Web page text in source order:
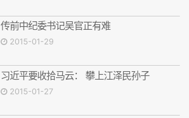
传前中纪委书记吴官正有难
2015-01-29
习近平要收拾马云： 攀上江泽民孙子
2015-01-27